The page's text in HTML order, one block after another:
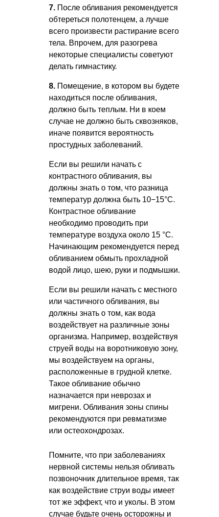
7. После обливания рекомендуется
обтереться полотенцем, а лучше
всего произвести растирание всего
тела. Впрочем, для разогрева
некоторые специалисты советуют
делать гимнастику.
8. Помещение, в котором вы будете
находиться после обливания,
должно быть теплым. Ни в коем
случае не должно быть сквозняков,
иначе появится вероятность
простудных заболеваний.
Если вы решили начать с
контрастного обливания, вы
должны знать о том, что разница
температур должна быть 10−15°С.
Контрастное обливание
необходимо проводить при
температуре воздуха около 15 °C.
Начинающим рекомендуется перед
обливанием обмыть прохладной
водой лицо, шею, руки и подмышки.
Если вы решили начать с местного
или частичного обливания, вы
должны знать о том, как вода
воздействует на различные зоны
организма. Например, воздействуя
струей воды на воротниковую зону,
мы воздействуем на органы,
расположенные в грудной клетке.
Такое обливание обычно
назначается при неврозах и
мигрени. Обливания зоны спины
рекомендуются при ревматизме
или остеохондрозах.
Помните, что при заболеваниях
нервной системы нельзя обливать
позвоночник длительное время, так
как воздействие струи воды имеет
тот же эффект, что и уколы. В этом
случае будьте очень осторожны и